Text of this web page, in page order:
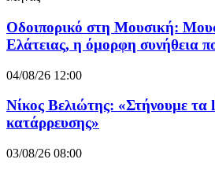
Οδοιπορικό στη Μουσική:
Ελάτειας, η όμορφη συνήθεια
04/08/26 12:00
Νίκος Βελιώτης: «Στήνουμε τα
κατάρρευσης»
03/08/26 08:00